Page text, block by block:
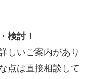
検討！
しいご案内があり
点は直接相談して